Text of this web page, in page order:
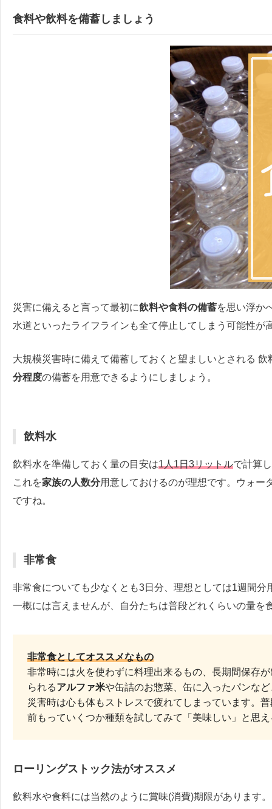
食料や飲料を備蓄しましょう
災害に備えると言って最初に飲料や食料の備蓄を思い浮か
水道といったライフラインも全て停止してしまう可能性が
大規模災害時に備えて備蓄しておくと望ましいとされる 飲
分程度の備蓄を用意できるようにしましょう。
飲料水
飲料水を準備しておく量の目安は1人1日3リットルで計算
これを家族の人数分用意しておけるのが理想です。ウォー
ですね。
非常食
非常食についても少なくとも3日分、理想としては1週間
一概には言えませんが、自分たちは普段どれくらいの量
非常食としてオススメなもの
非常時には火を使わずに料理出来るもの、長期間保存
られるアルファ米や缶詰のお惣菜、缶に入ったパンな
災害時は心も体もストレスで疲れてしまっています。
前もっていくつか種類を試してみて「美味しい」と思
ローリングストック法がオススメ
飲料水や食料には当然のように賞味(消費)期限があります